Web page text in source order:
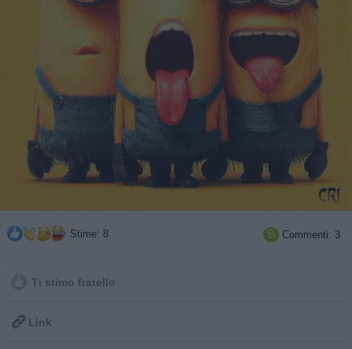
Stime: 8  Commenti: 3
Ti stimo fratello
 Link